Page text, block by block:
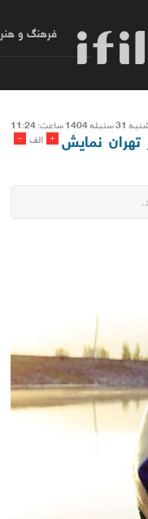
فرهنگ و هنر
1404 ساعت: 11:24
- الف + تهران نمایش